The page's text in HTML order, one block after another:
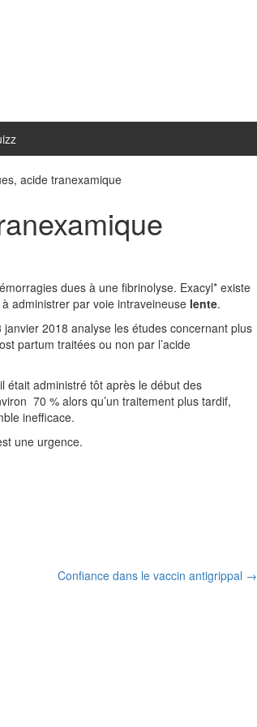
acide tranexamique
dues à une fibrinolyse. Exacyl* existe
administrer par voie intraveineuse lente.
janvier 2018 analyse les études concernant plus
partum traitées ou non par l’acide
était administré tôt après le début des
70 % alors qu’un traitement plus tardif,
inefficace.
une urgence.
Confiance dans le vaccin antigrippal →